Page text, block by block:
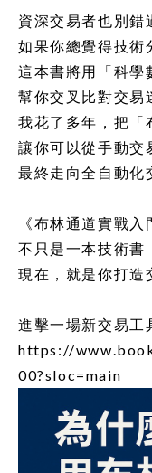
資深交易者也別錯
如果你總覺得技術
這本書將用「科學
幫你交叉比對交易
我花了多年，把「
讓你可以從手動交
最終走向全自動化
《布林通道實戰入
不只是一本技術書
現在，就是你打造
進擊一場新交易工
https://
00?sloc=main